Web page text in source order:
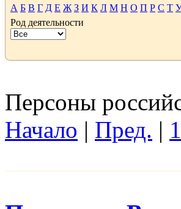
А Б В Г Д Е Ж З И К Л М Н О П Р С Т
Род деятельности
Персоны
Начало | Пред. | 1